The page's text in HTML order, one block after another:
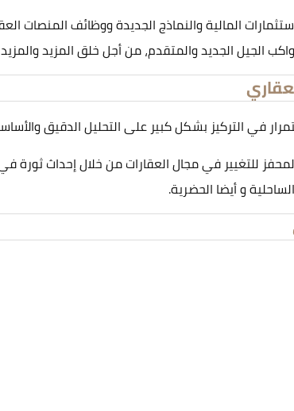
المالية والنماذج الجديدة ووظائف المنصات
الجيل الجديد والمتقدم، من أجل خلق المزيد
في التركيز بشكل كبير على التحليل الدقيق
للتغيير في مجال العقارات من خلال إحداث ثورة
و أيضا الحضرية.